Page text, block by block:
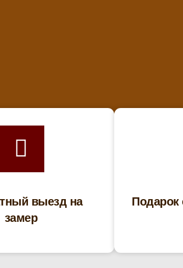
выезд на
замер
Подарок